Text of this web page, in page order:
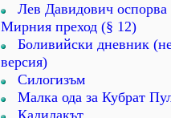
Лев Давидович оспорва
Мирния преход (§ 12)
Боливийски дневник
версия)
Силогизъм
Малка ода за Кубрат
Кадилакът